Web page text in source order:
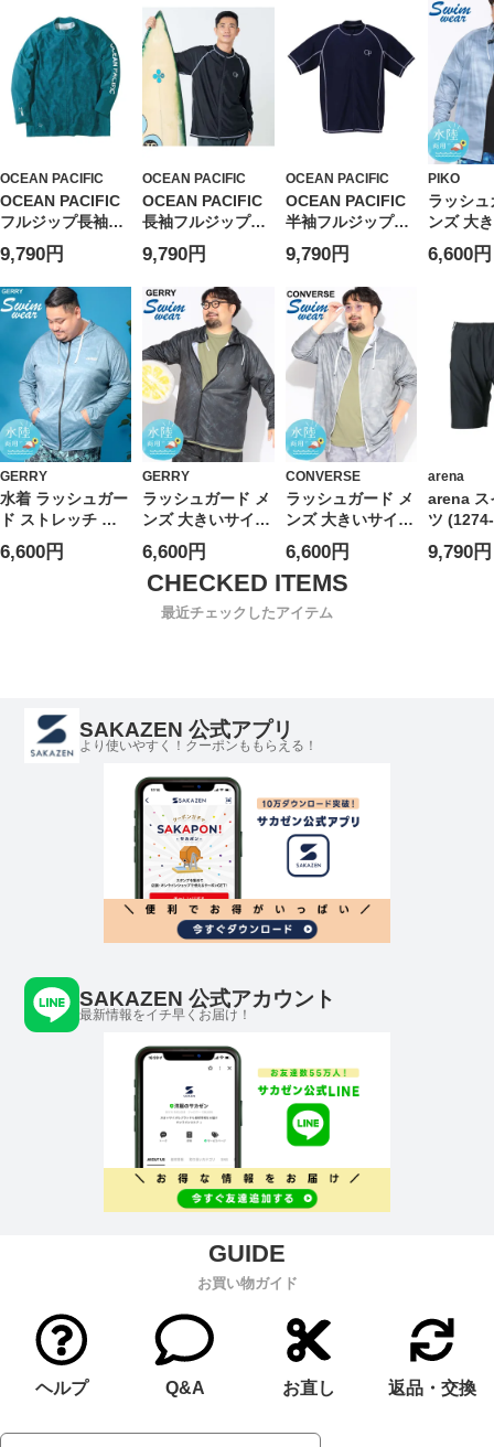
OCEAN PACIFIC
OCEAN PACIFIC
フルジップ長袖ラ
ッシュガード
(1278-6255)
9,790円
OCEAN PACIFIC
OCEAN PACIFIC
長袖フルジップラ
ッシュガード
(1278-3298)
9,790円
OCEAN PACIFIC
OCEAN PACIFIC
半袖フルジップラ
ッシュガード
(1278-5283)
9,790円
PIKO
ラッシ
ンズ 大
UPF50+
ント ス
羽織 UV
ト 紫外
ーチ プ
ャー ア
春 夏
6,600円
GERRY
水着 ラッシュガー
ド ストレッチ 総
柄 フルジップ ラ
ッシュパーカー ト
6,600円
GERRY
ラッシュガード メ
ンズ 大きいサイズ
UPF50+ ストーン
柄 スタンドネック
ラッシュパーカー
トップス 水着 羽
織 UVジャケット
6,600円
CONVERSE
ラッシュガード メ
ンズ 大きいサイズ
UPF50+ カモフラ
ボーダー柄 ポケッ
ト付き ラッシュパ
ーカー トップス
水着 羽織 UVジャ
6,600円
arena
arena ス
ツ
9,790円
最近チェックしたアイテム
SAKAZEN 公式アプリ
より使いやすく！クーポンももらえる！
SAKAZEN 公式アカウント
最新情報をイチ早くお届け！
お買い物ガイド
ヘルプ Q&A お直し 返品・交換